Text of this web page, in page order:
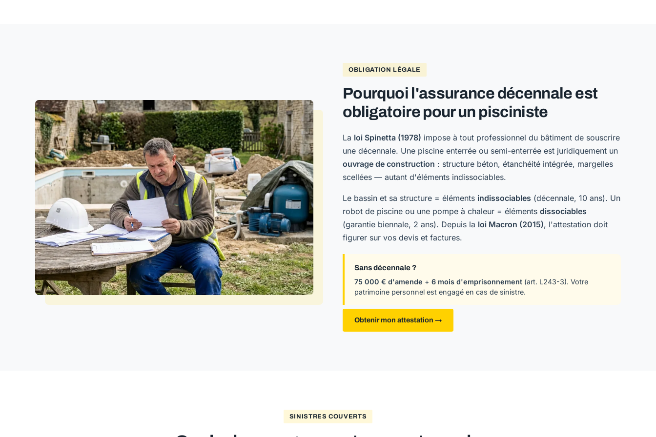
OBLIGATION LÉGALE
Pourquoi l'assurance décennale est
obligatoire pour un pisciniste
La loi Spinetta (1978) impose à tout professionnel du bâtiment de souscrire
une décennale. Une piscine enterrée ou semi-enterrée est juridiquement un
ouvrage de construction : structure béton, étanchéité intégrée, margelles
scellées — autant d'éléments indissociables.
Le bassin et sa structure = éléments indissociables (décennale, 10 ans). Un
robot de piscine ou une pompe à chaleur = éléments dissociables
(garantie biennale, 2 ans). Depuis la loi Macron (2015), l'attestation doit
figurer sur vos devis et factures.
Sans décennale ?
75 000 € d'amende + 6 mois d'emprisonnement (art. L243-3). Votre
patrimoine personnel est engagé en cas de sinistre.
Obtenir mon attestation →
SINISTRES COUVERTS